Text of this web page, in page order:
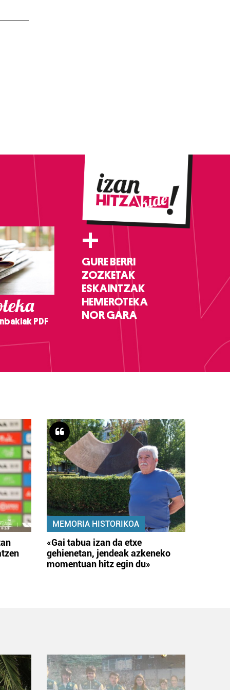
PDF
+
GURE BERRI
ZOZKETAK
ESKAINTZAK
HEMEROTEKA
NOR GARA
MEMORIA HISTORIKOA
«Gai tabua izan da etxe
gehienetan, jendeak azkeneko
momentuan hitz egin du»